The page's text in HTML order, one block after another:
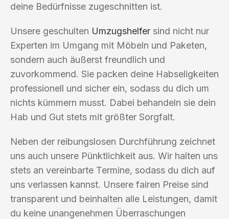
deine Bedürfnisse zugeschnitten ist.
Unsere geschulten Umzugshelfer sind nicht nur
Experten im Umgang mit Möbeln und Paketen,
sondern auch äußerst freundlich und
zuvorkommend. Sie packen deine Habseligkeiten
professionell und sicher ein, sodass du dich um
nichts kümmern musst. Dabei behandeln sie dein
Hab und Gut stets mit größter Sorgfalt.
Neben der reibungslosen Durchführung zeichnet
uns auch unsere Pünktlichkeit aus. Wir halten uns
stets an vereinbarte Termine, sodass du dich auf
uns verlassen kannst. Unsere fairen Preise sind
transparent und beinhalten alle Leistungen, damit
du keine unangenehmen Überraschungen